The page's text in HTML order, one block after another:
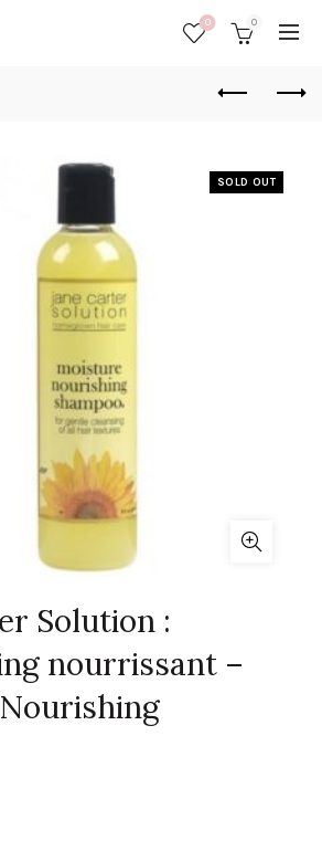
0 0
SOLD OUT
Solution :
nourrissant –